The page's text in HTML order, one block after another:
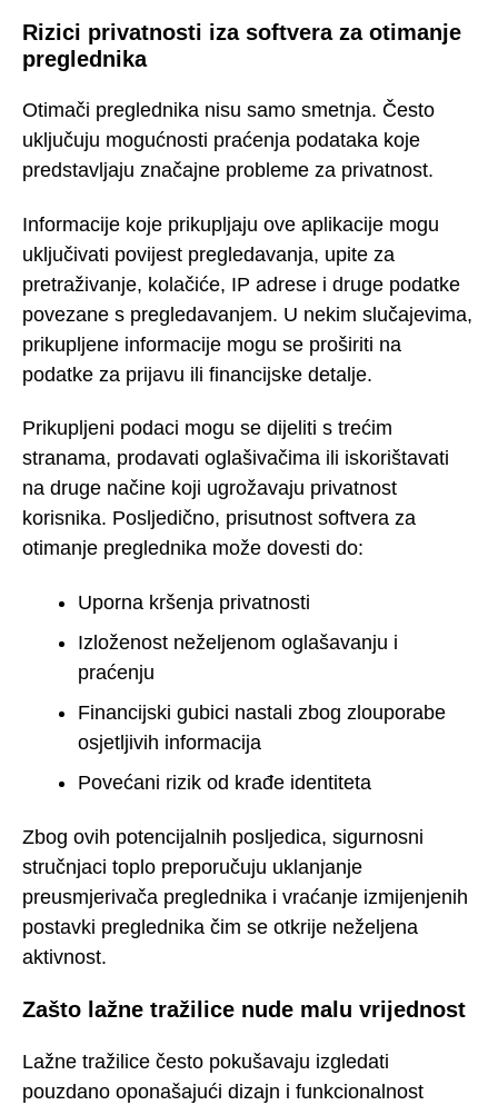
Rizici privatnosti iza softvera za otimanje
preglednika
Otimači preglednika nisu samo smetnja. Često
uključuju mogućnosti praćenja podataka koje
predstavljaju značajne probleme za privatnost.
Informacije koje prikupljaju ove aplikacije mogu
uključivati povijest pregledavanja, upite za
pretraživanje, kolačiće, IP adrese i druge podatke
povezane s pregledavanjem. U nekim slučajevima,
prikupljene informacije mogu se proširiti na
podatke za prijavu ili financijske detalje.
Prikupljeni podaci mogu se dijeliti s trećim
stranama, prodavati oglašivačima ili iskorištavati
na druge načine koji ugrožavaju privatnost
korisnika. Posljedično, prisutnost softvera za
otimanje preglednika može dovesti do:
Uporna kršenja privatnosti
Izloženost neželjenom oglašavanju i
praćenju
Financijski gubici nastali zbog zlouporabe
osjetljivih informacija
Povećani rizik od krađe identiteta
Zbog ovih potencijalnih posljedica, sigurnosni
stručnjaci toplo preporučuju uklanjanje
preusmjerivača preglednika i vraćanje izmijenjenih
postavki preglednika čim se otkrije neželjena
aktivnost.
Zašto lažne tražilice nude malu vrijednost
Lažne tražilice često pokušavaju izgledati
pouzdano oponašajući dizajn i funkcionalnost